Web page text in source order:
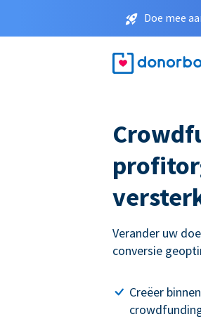
Doe mee
Verander uw
conversie
Creëer